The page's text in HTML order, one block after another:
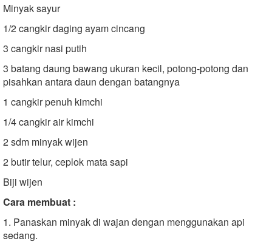
Minyak sayur
1/2 cangkir daging ayam cincang
3 cangkir nasi putih
3 batang daung bawang ukuran kecil, potong-potong dan
pisahkan antara daun dengan batangnya
1 cangkir penuh kimchi
1/4 cangkir air kimchi
2 sdm minyak wijen
2 butir telur, ceplok mata sapi
Biji wijen
Cara membuat :
1. Panaskan minyak di wajan dengan menggunakan api
sedang.